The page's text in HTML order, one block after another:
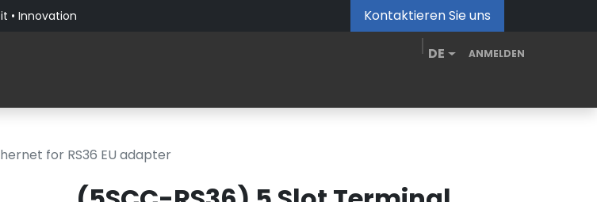
• Innovation Kontaktieren Sie uns
DE ANMELDEN
for RS36 EU adapter